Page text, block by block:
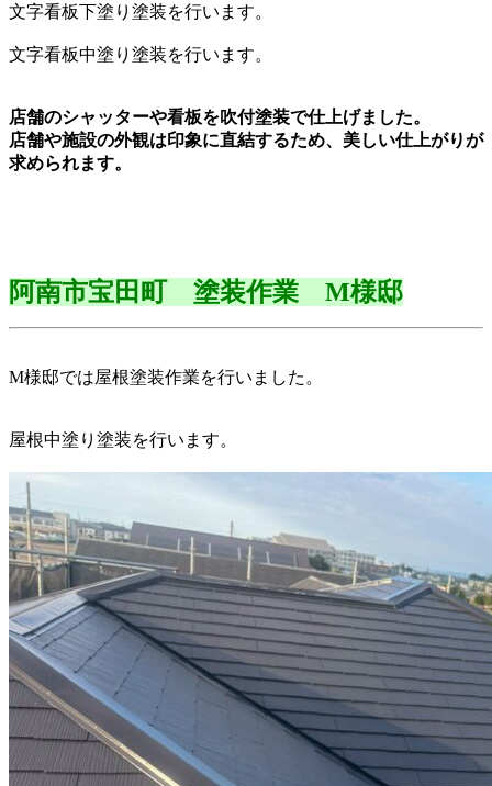
文字看板下塗り塗装を行います。
文字看板中塗り塗装を行います。
店舗のシャッターや看板を吹付塗装で仕上げました。
店舗や施設の外観は印象に直結するため、美しい仕上がりが
求められます。
阿南市宝田町 塗装作業 M様邸
M様邸では屋根塗装作業を行いました。
屋根中塗り塗装を行います。